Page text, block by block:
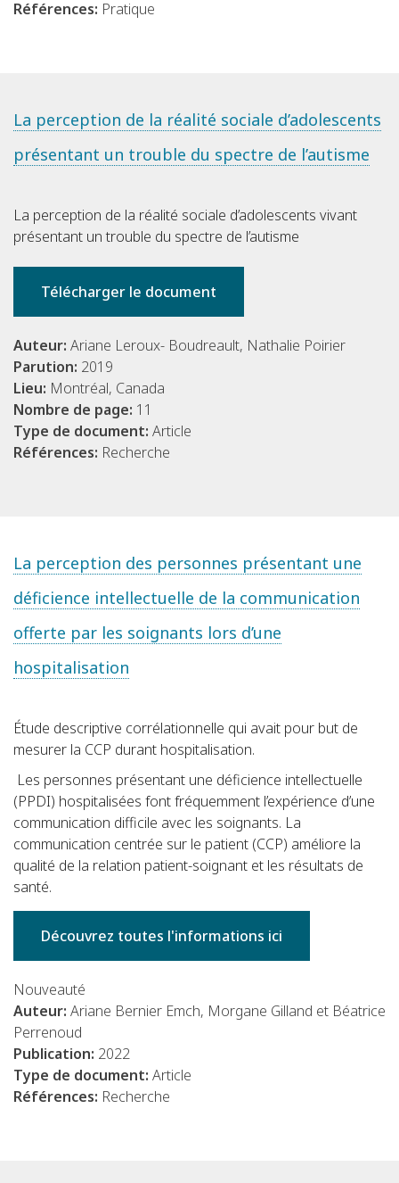
Références: Pratique
La perception de la réalité sociale d’adolescents
présentant un trouble du spectre de l’autisme
La perception de la réalité sociale d’adolescents vivant
présentant un trouble du spectre de l’autisme
Télécharger le document
Auteur: Ariane Leroux- Boudreault, Nathalie Poirier
Parution: 2019
Lieu: Montréal, Canada
Nombre de page: 11
Type de document: Article
Références: Recherche
La perception des personnes présentant une
déficience intellectuelle de la communication
offerte par les soignants lors d’une
hospitalisation
Étude descriptive corrélationnelle qui avait pour but de
mesurer la CCP durant hospitalisation.
Les personnes présentant une déficience intellectuelle
(PPDI) hospitalisées font fréquemment l’expérience d’une
communication difficile avec les soignants. La
communication centrée sur le patient (CCP) améliore la
qualité de la relation patient-soignant et les résultats de
santé.
Découvrez toutes l'informations ici
Nouveauté
Auteur: Ariane Bernier Emch, Morgane Gilland et Béatrice
Perrenoud
Publication: 2022
Type de document: Article
Références: Recherche